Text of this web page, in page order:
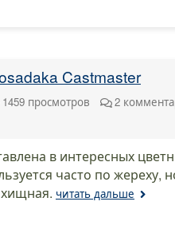
Castmaster
1459 просмотров 2
в интересных
часто по жереху,
читать дальше